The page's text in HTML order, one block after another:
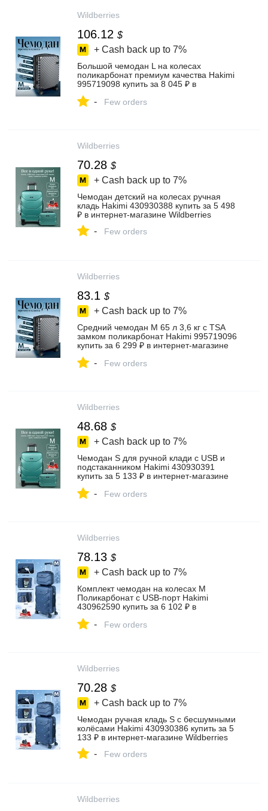
Wildberries
106.12 $
+ Cash back up to 7%
Большой чемодан L на колесах
поликарбонат премиум качества Hakimi
995719098 купить за 8 045 ₽ в
- Few orders
Wildberries
70.28 $
+ Cash back up to 7%
Чемодан детский на колесах ручная
кладь Hakimi 430930388 купить за 5 498
₽ в интернет‑магазине Wildberries
- Few orders
Wildberries
83.1 $
+ Cash back up to 7%
Средний чемодан M 65 л 3,6 кг с TSA
замком поликарбонат Hakimi 995719096
купить за 6 299 ₽ в интернет‑магазине
- Few orders
Wildberries
48.68 $
+ Cash back up to 7%
Чемодан S для ручной клади с USB и
подстаканником Hakimi 430930391
купить за 5 133 ₽ в интернет‑магазине
- Few orders
Wildberries
78.13 $
+ Cash back up to 7%
Комплект чемодан на колесах M
Поликарбонат с USB-порт Hakimi
430962590 купить за 6 102 ₽ в
- Few orders
Wildberries
70.28 $
+ Cash back up to 7%
Чемодан ручная кладь S с бесшумными
колёсами Hakimi 430930386 купить за 5
133 ₽ в интернет‑магазине Wildberries
- Few orders
Wildberries